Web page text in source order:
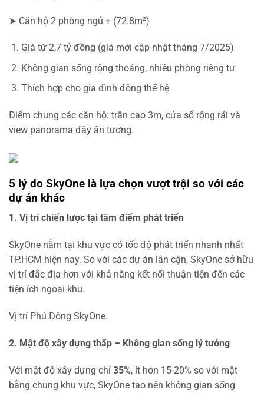
➤ Căn hộ 2 phòng ngủ + (72.8m²)
Giá từ 2,7 tỷ đồng (giá mới cập nhật tháng 7/2025)
Không gian sống rộng thoáng, nhiều phòng riêng tư
Thích hợp cho gia đình đông thế hệ
Điểm chung các căn hộ: trần cao 3m, cửa sổ rộng rãi và
view panorama đầy ấn tượng.
5 lý do SkyOne là lựa chọn vượt trội so với các
dự án khác
1. Vị trí chiến lược tại tâm điểm phát triển
SkyOne nằm tại khu vực có tốc độ phát triển nhanh nhất
TP.HCM hiện nay. So với các dự án lân cận, SkyOne sở hữu
vị trí đắc địa hơn với khả năng kết nối thuận tiện đến các
tiện ích ngoại khu.
Vị trí Phú Đông SkyOne.
2. Mật độ xây dựng thấp – Không gian sống lý tưởng
Với mật độ xây dựng chỉ 35%, ít hơn 15-20% so với mặt
bằng chung khu vực, SkyOne tạo nên không gian sống